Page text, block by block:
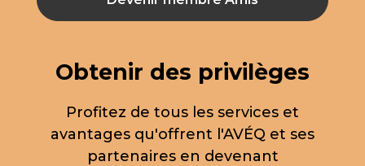
Obtenir des privilèges
Profitez de tous les services et
avantages qu'offrent l'AVÉQ et ses
partenaires en devenant